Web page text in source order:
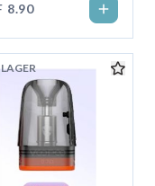
8.90